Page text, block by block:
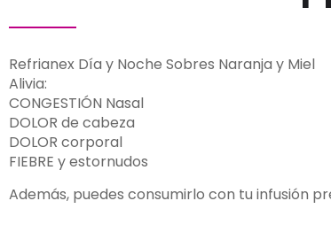
Refrianex Día y Noche Sobres Naranja y Miel
Alivia:
CONGESTIÓN Nasal
DOLOR de cabeza
DOLOR corporal
FIEBRE y estornudos
Además, puedes consumirlo con tu infusión